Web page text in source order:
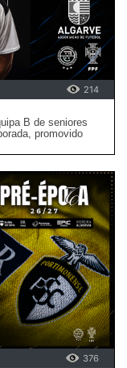
214
B de seniores
promovido
376